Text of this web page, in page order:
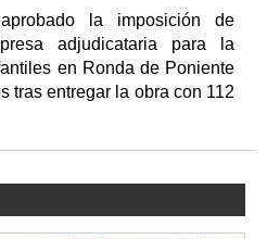
la imposición de
adjudicataria para la
en Ronda de Poniente
tras entregar la obra con 112